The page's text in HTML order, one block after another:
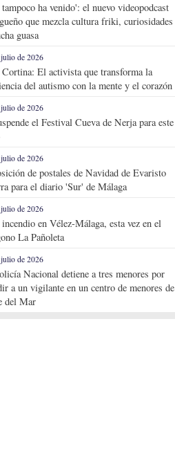
ha venido': el nuevo videopodcast
que mezcla cultura friki, curiosidades
guasa
de 2026
El activista que transforma la
del autismo con la mente y el corazón
de 2026
el Festival Cueva de Nerja para este
de 2026
de postales de Navidad de Evaristo
para el diario 'Sur' de Málaga
de 2026
en Vélez-Málaga, esta vez en el
La Pañoleta
de 2026
Nacional detiene a tres menores por
a un vigilante en un centro de menores de
del Mar